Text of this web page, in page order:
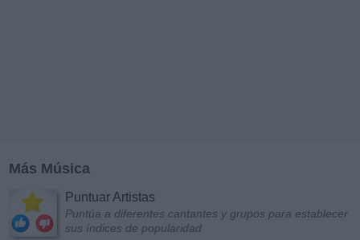
Más Música
Puntuar Artistas
Puntúa a diferentes cantantes y grupos para establecer
sus índices de popularidad